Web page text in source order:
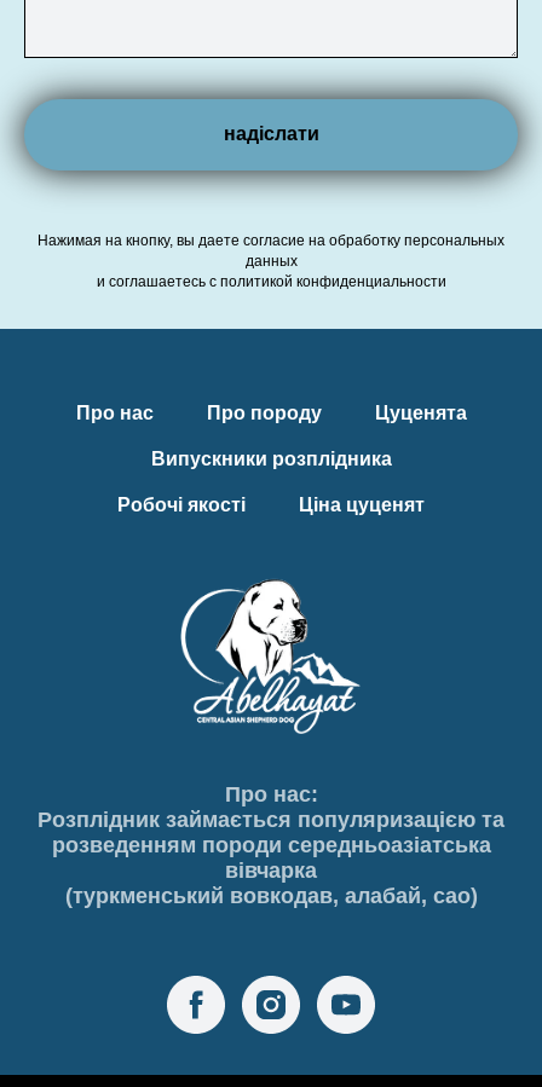
надіслати
Нажимая на кнопку, вы даете согласие на обработку персональных
данных
и соглашаетесь c политикой конфиденциальности
Про нас Про породу Цуценята
Випускники розплідника
Робочі якості Ціна цуценят
Про нас:
Розплідник займається популяризацією та
розведенням породи середньоазіатська
вівчарка
(туркменський вовкодав, алабай, сао)